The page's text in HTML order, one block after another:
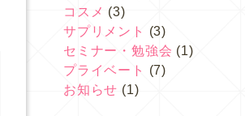
コスメ (3)
サプリメント
(3)
セミナー・勉強会 (1)
プライベート
(7)
お知らせ (1)